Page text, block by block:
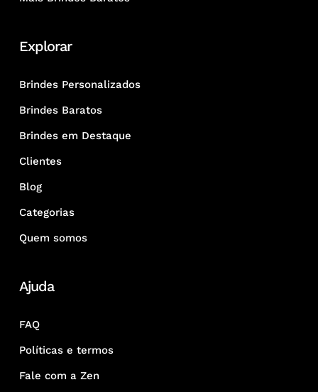
Explorar
Brindes Personalizados
Brindes Baratos
Brindes em Destaque
Clientes
Blog
Categorias
Quem somos
Ajuda
FAQ
Políticas e termos
Fale com a Zen